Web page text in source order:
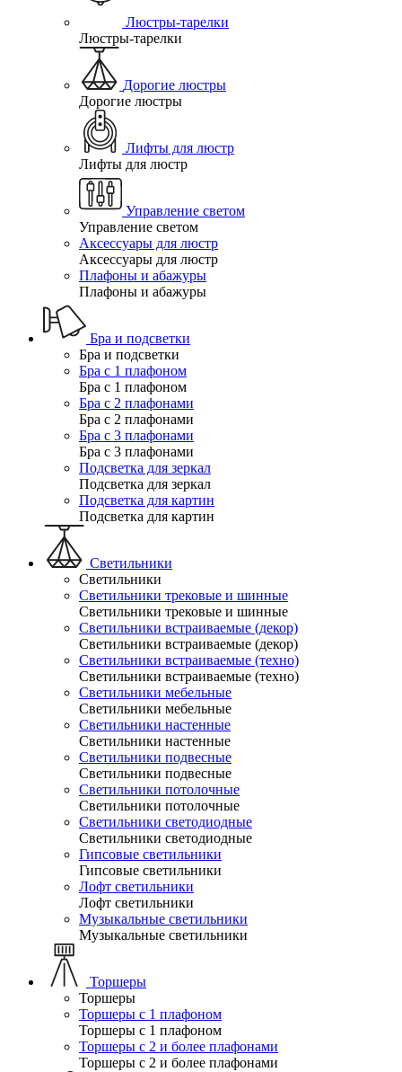
Люстры-тарелки
Люстры-тарелки
Дорогие люстры
Дорогие люстры
Лифты для люстр
Лифты для люстр
Управление светом
Управление светом
Аксессуары для люстр
Аксессуары для люстр
Плафоны и абажуры
Плафоны и абажуры
Бра и подсветки
Бра и подсветки
Бра с 1 плафоном
Бра с 1 плафоном
Бра с 2 плафонами
Бра с 2 плафонами
Бра с 3 плафонами
Бра с 3 плафонами
Подсветка для зеркал
Подсветка для зеркал
Подсветка для картин
Подсветка для картин
Светильники
Светильники
Светильники трековые и шинные
Светильники трековые и шинные
Светильники встраиваемые (декор)
Светильники встраиваемые (декор)
Светильники встраиваемые (техно)
Светильники встраиваемые (техно)
Светильники мебельные
Светильники мебельные
Светильники настенные
Светильники настенные
Светильники подвесные
Светильники подвесные
Светильники потолочные
Светильники потолочные
Светильники светодиодные
Светильники светодиодные
Гипсовые светильники
Гипсовые светильники
Лофт светильники
Лофт светильники
Музыкальные светильники
Музыкальные светильники
Торшеры
Торшеры
Торшеры с 1 плафоном
Торшеры с 1 плафоном
Торшеры с 2 и более плафонами
Торшеры с 2 и более плафонами